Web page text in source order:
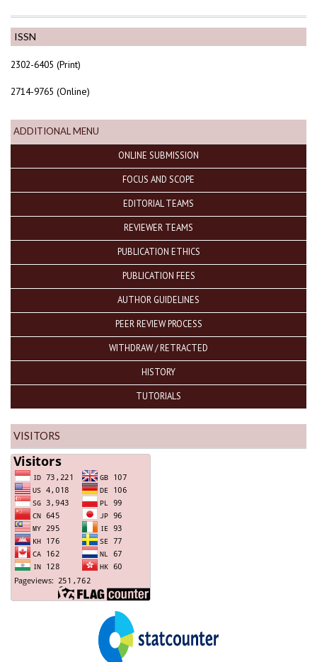
ISSN
2302-6405 (Print)
2714-9765 (Online)
ADDITIONAL MENU
ONLINE SUBMISSION
FOCUS AND SCOPE
EDITORIAL TEAMS
REVIEWER TEAMS
PUBLICATION ETHICS
PUBLICATION FEES
AUTHOR GUIDELINES
PEER REVIEW PROCESS
WITHDRAW / RETRACTED
HISTORY
TUTORIALS
VISITORS